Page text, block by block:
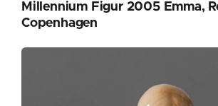
Millennium Figur 2005 Emma,
Copenhagen